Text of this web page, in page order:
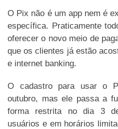
O Pix não é um app nem é
específica. Praticamente
oferecer o novo meio de
que os clientes já estão
e internet banking.
O cadastro para usar o
outubro, mas ele passa a
forma restrita no dia 3
usuários e em horários